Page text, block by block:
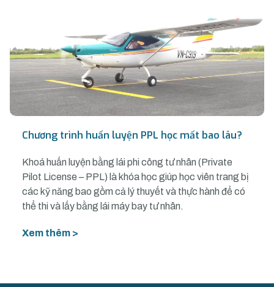
Chương trình huấn luyện PPL học mất bao lâu?
Khoá huấn luyện bằng lái phi công tư nhân (Private
Pilot License – PPL) là khóa học giúp học viên trang bị
các kỹ năng bao gồm cả lý thuyết và thực hành để có
thể thi và lấy bằng lái máy bay tư nhân.
Xem thêm >